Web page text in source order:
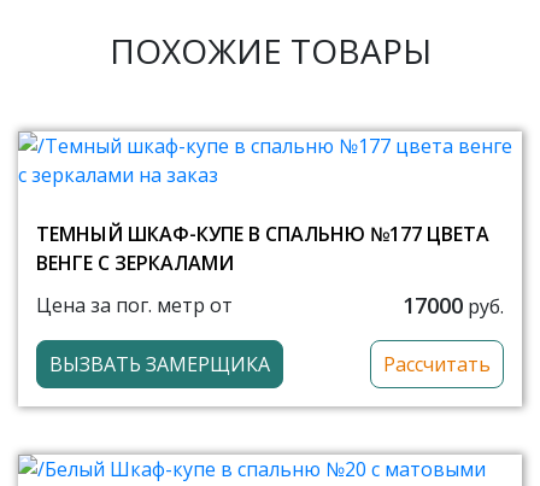
ПОХОЖИЕ ТОВАРЫ
ТЕМНЫЙ ШКАФ-КУПЕ В СПАЛЬНЮ №177 ЦВЕТА
ВЕНГЕ С ЗЕРКАЛАМИ
Цена за пог. метр от
17000 руб.
ВЫЗВАТЬ ЗАМЕРЩИКА Рассчитать